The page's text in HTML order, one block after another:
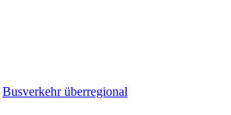
Busverkehr überregional